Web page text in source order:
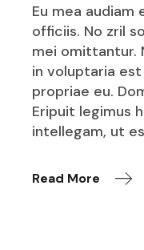
Eu mea audiam
officiis. No zril
mei omittantur.
in voluptaria
propriae eu.
Eripuit legimus
intellegam, ut
Read More